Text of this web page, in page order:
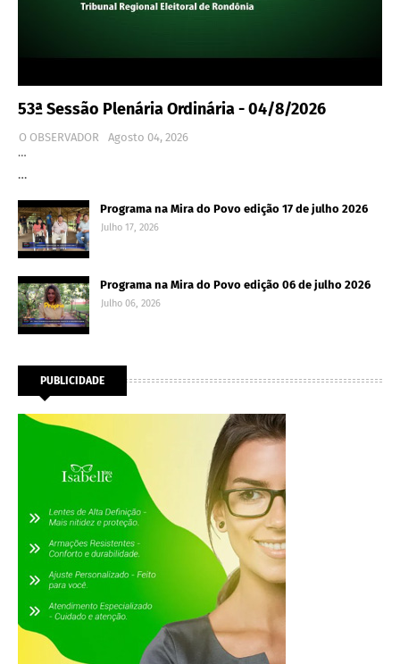
53ª Sessão Plenária Ordinária - 04/8/2026
O OBSERVADOR
Agosto 04, 2026
…
…
Programa na Mira do Povo edição 17 de julho 2026
Julho 17, 2026
Programa na Mira do Povo edição 06 de julho 2026
Julho 06, 2026
PUBLICIDADE